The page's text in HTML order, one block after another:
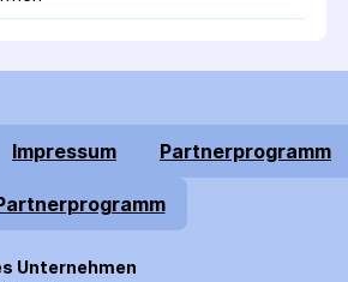
Impressum Partnerprogramm
Unternehmen